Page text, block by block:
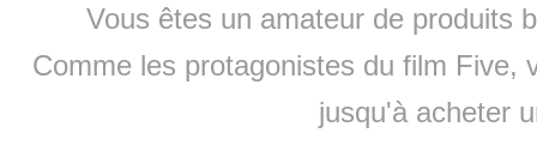
Vous êtes un amateur de produits
Comme les protagonistes du film Five,
jusqu'à acheter